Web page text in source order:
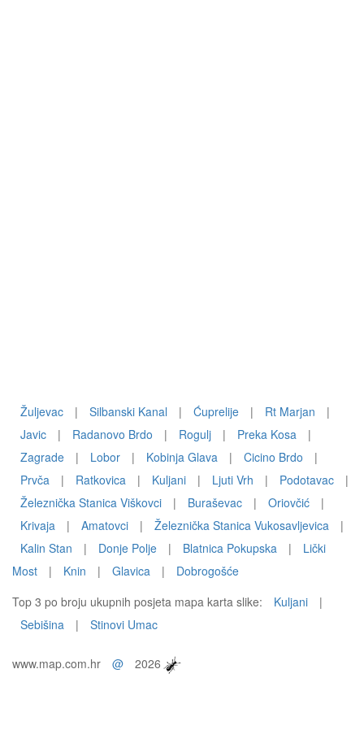
Žuljevac | Silbanski Kanal | Ćuprelije | Rt Marjan
|
Javic
| Radanovo Brdo | Rogulj | Preka Kosa
|
Zagrade
| Lobor | Kobinja Glava | Cicino Brdo
|
Prvča
| Ratkovica | Kuljani | Ljuti Vrh | Podotavac
|
Železnička Stanica Viškovci
| Buraševac | Oriovčić
|
Krivaja
| Amatovci | Železnička Stanica Vukosavljevica
|
Kalin Stan
| Donje Polje | Blatnica Pokupska |
Lički
Most
| Knin | Glavica |
Dobrogošće
Top 3 po broju ukupnih posjeta mapa karta slike:
Kuljani
|
Sebišina
| Stinovi Umac
www.map.com.hr @ 2026